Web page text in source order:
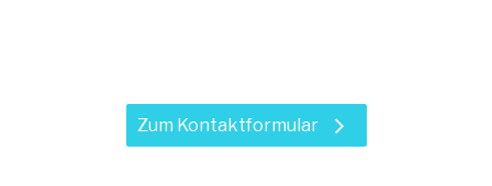
Zum Kontaktformular